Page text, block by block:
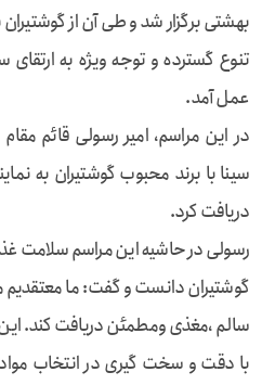
بهشتی برگزار شد و طی آن از
تنوع گسترده و توجه ویژه به
عمل آمد.
در این مراسم، امیر رسولی قائم
سینا با برند محبوب گوشتیران به
دریافت کرد.
رسولی در حاشیه این مراسم سلامت
گوشتیران دانست و گفت: ما
سالم ،مغذی و‌مطمئن دریافت کند.
با دقت و سخت گیری در انتخاب مواد